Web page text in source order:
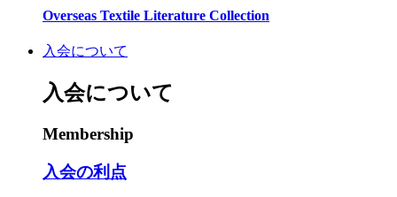
Overseas Textile Literature Collection
入会について
入会について
Membership
入会の利点